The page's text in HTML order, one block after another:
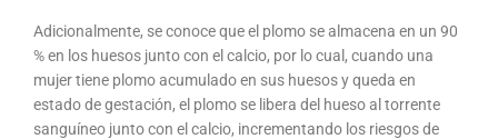
Adicionalmente, se conoce que el plomo se almacena en un 90
% en los huesos junto con el calcio, por lo cual, cuando una
mujer tiene plomo acumulado en sus huesos y queda en
estado de gestación, el plomo se libera del hueso al torrente
sanguíneo junto con el calcio, incrementando los riesgos de